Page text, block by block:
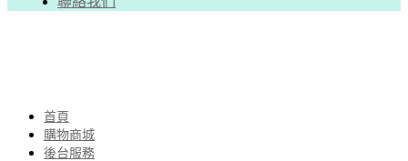
首頁
購物商城
後台服務